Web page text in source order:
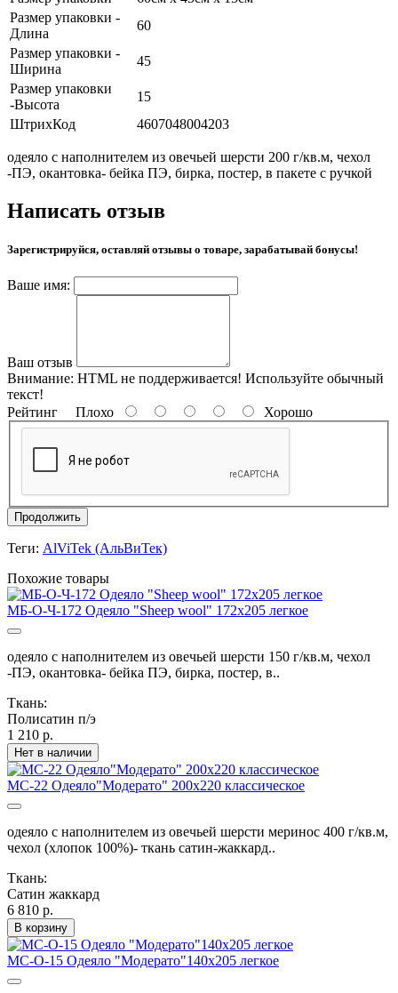
Размер упаковки -
Длина
60
Размер упаковки -
Ширина
45
Размер упаковки
-Высота
15
ШтрихКод
4607048004203
одеяло с наполнителем из овечьей шерсти 200 г/кв.м, чехол
-ПЭ, окантовка- бейка ПЭ, бирка, постер, в пакете с ручкой
Написать отзыв
Зарегистрируйся, оставляй отзывы о товаре, зарабатывай бонусы!
Ваше имя:
Ваш отзыв
Внимание: HTML не поддерживается! Используйте обычный
текст!
Рейтинг Плохо Хорошо
Продолжить
Теги: AlViTek (АльВиТек)
Похожие товары
МБ-О-Ч-172 Одеяло "Sheep wool" 172х205 легкое
одеяло с наполнителем из овечьей шерсти 150 г/кв.м, чехол
-ПЭ, окантовка- бейка ПЭ, бирка, постер, в..
Ткань:
Полисатин п/э
1 210 р.
Нет в наличии
МС-22 Одеяло"Модерато" 200х220 классическое
одеяло с наполнителем из овечьей шерсти меринос 400 г/кв.м,
чехол (хлопок 100%)- ткань сатин-жаккард..
Ткань:
Сатин жаккард
6 810 р.
В корзину
МС-О-15 Одеяло "Модерато"140х205 легкое